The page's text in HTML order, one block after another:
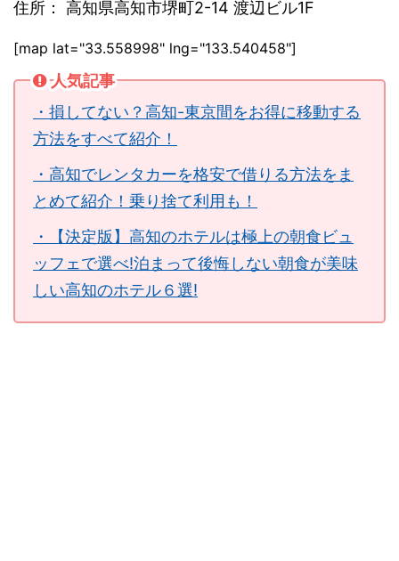
住所： 高知県高知市堺町2-14 渡辺ビル1F
[map lat="33.558998" lng="133.540458"]
人気記事
・損してない？高知-東京間をお得に移動する
方法をすべて紹介！
・高知でレンタカーを格安で借りる方法をま
とめて紹介！乗り捨て利用も！
・【決定版】高知のホテルは極上の朝食ビュ
ッフェで選べ!泊まって後悔しない朝食が美味
しい高知のホテル６選!